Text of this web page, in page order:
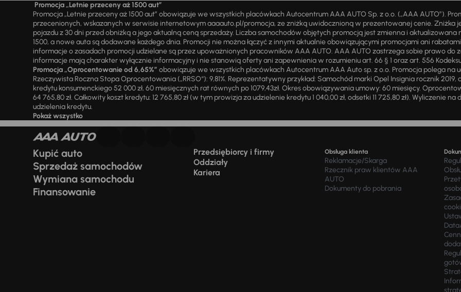
Promocja „Letnie przeceny aż 1500 aut”
Promocja „Letnie przeceny aż 1500 aut” obowiązuje we wszystkich placówkach Autocentrum AAA AUTO Sp. z o.o. („AAA AUTO”).
przecenionych, wskazanych w serwisie internetowym aaaauto.pl/promocja, ze zniżką uwidocznioną w prezentowanej cenie. Zniżka
pojazdu z 30 dni przed obniżką a jego aktualną ceną sprzedaży. Liczba samochodów objętych promocją jest zmienna i
1500, a nowe auta są dodawane każdego dnia. Promocji nie można łączyć z innymi aktualnie obowiązującymi promocjami ani
informacje o zasadach promocji udzielane są przez upoważnionych pracowników AAA AUTO. AAA AUTO zastrzega sobie prawo
informacje mają charakter wyłącznie informacyjny i nie stanowią oferty ani zapewnienia w rozumieniu art. 66 § 1 oraz art. 556
Promocja „Oprocentowanie od 6,65%” obowiązuje we wszystkich placówkach Autocentrum AAA Auto sp. z o.o. Promocja polega na
Rzeczywista Roczna Stopa Oprocentowania („RRSO“): 9,81%. Reprezentatywny przykład: Samochód marki Opel Insignia rocznik 2019,
kredytu konsumenckiego 52 000 zł, 60 miesięcznych rat równych po 1079,43zł. Okres obowiązywania umowy: 60 miesięcy.
64 765,80 zł. Całkowity koszt kredytu: 12 765,80 zł (w tym prowizja za udzielenie kredytu 1 040,00 zł, odsetki 11 725,80 zł). Wyliczenie
udzielenia kredytu.
Pokaż wszystko
Kupić auto
Sprzedaż samochodów
Wymiana samochodu
Finansowanie
Przedsiębiorcy i firmy
Oddziały
Kariera
Obsługa klienta
Reklamacje/Skarga
Rzecznik praw klientów AAA
AUTO
Dokumenty do pobrania